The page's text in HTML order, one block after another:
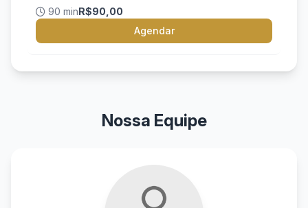
90 minR$90,00
Agendar
Nossa Equipe